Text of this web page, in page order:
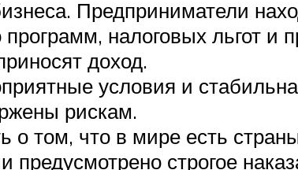
Предприниматели
налоговых льгот и
доход.
условия и
рискам.
о том, что в мире есть
строгое